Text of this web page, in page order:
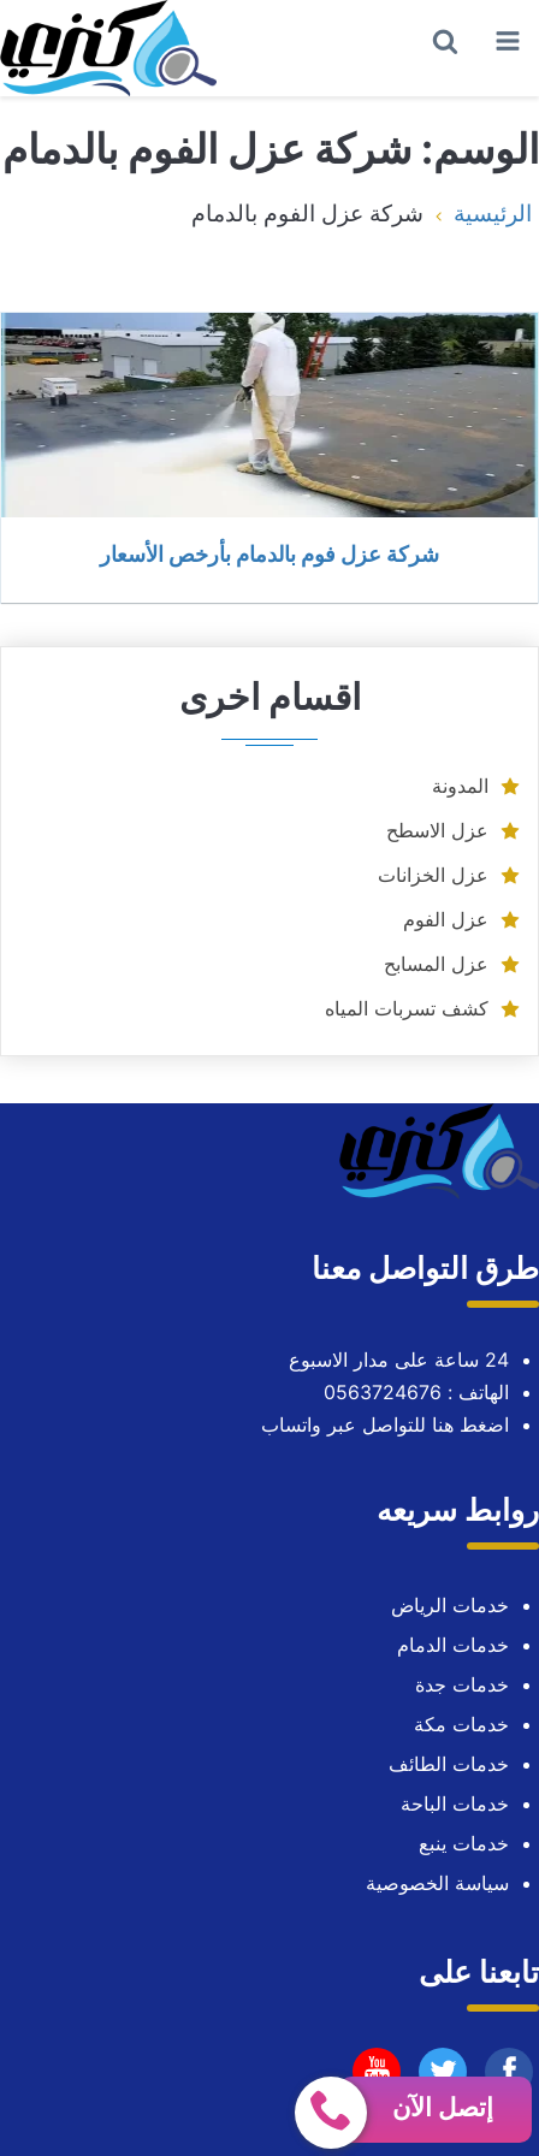
القائمة
الوسم: شركة عزل الفوم بالدمام
الرئيسية شركة عزل الفوم بالدمام
شركة عزل فوم بالدمام بأرخص الأسعار
اقسام اخرى
المدونة
عزل الاسطح
عزل الخزانات
عزل الفوم
عزل المسابح
كشف تسربات المياه
طرق التواصل معنا
24 ساعة على مدار الاسبوع
الهاتف : 0563724676
اضغط هنا للتواصل عبر واتساب
روابط سريعه
خدمات الرياض
خدمات الدمام
خدمات جدة
خدمات مكة
خدمات الطائف
خدمات الباحة
خدمات ينبع
سياسة الخصوصية
تابعنا على
تابعنا
على
تابعنا
على
تابعنا
على
إتصل الآن